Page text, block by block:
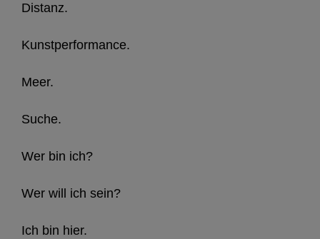
Distanz.
Kunstperformance.
Meer.
Suche.
Wer bin ich?
Wer will ich sein?
Ich bin hier.